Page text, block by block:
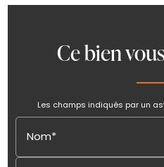
Ce bien
Les champs indiqués par un
Nom*